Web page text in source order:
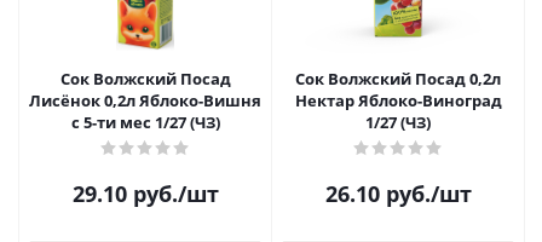
Сок Волжский Посад
Лисёнок 0,2л Яблоко-Вишня
с 5-ти мес 1/27 (ЧЗ)
29.10руб./шт
Сок Волжский Посад 0,2л
Нектар Яблоко-Виноград
1/27 (ЧЗ)
26.10руб./шт